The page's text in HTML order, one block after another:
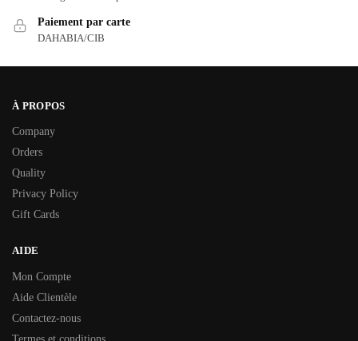
Paiement par carte
DAHABIA/CIB
À PROPOS
Company
Orders
Quality
Privacy Policy
Gift Cards
AIDE
Mon Compte
Aide Clientèle
Contactez-nous